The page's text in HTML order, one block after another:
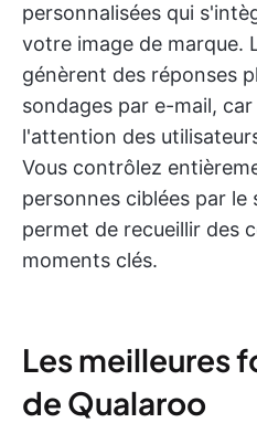
personnalisées qui
votre image de marque.
génèrent des réponses
sondages par e-mail,
l'attention des
Vous contrôlez
personnes ciblées par le
permet de recueillir des
moments clés.
Les meilleures
de Qualaroo